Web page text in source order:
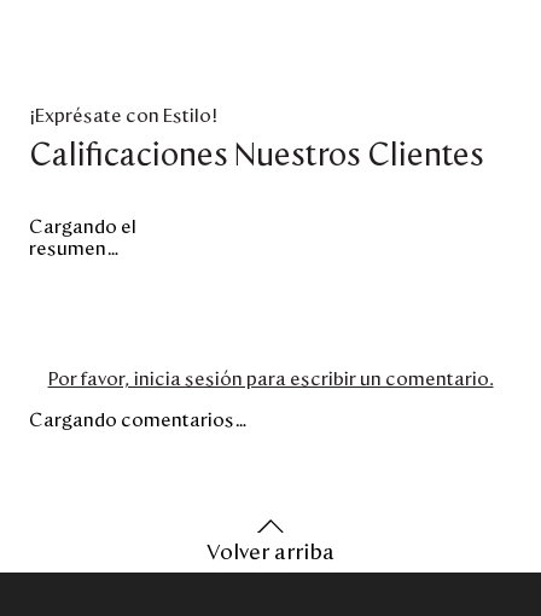
¡Exprésate con Estilo!
Calificaciones Nuestros Clientes
Cargando el
resumen…
Por favor, inicia sesión para escribir un comentario.
Cargando comentarios…
Volver arriba